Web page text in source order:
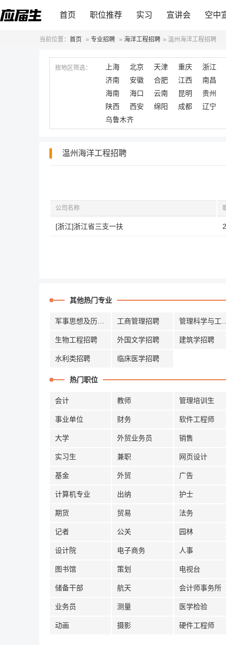
首页 职位推荐 实习 宣讲会 空中
当前位置： 首页 » 专业招聘 » 海洋工程招聘 » 温州海洋工程招聘
按地区筛选： 上海 北京 天津 重庆
浙江
济南
安徽 合肥 江西
南昌
海南
海口 云南 昆明
贵州
陕西
西安 绵阳 成都
辽宁
乌鲁木齐
温州海洋工程招聘
公司名称
[浙江]浙江省三支一扶
其他热门专业
工商管理招聘
生物工程招聘 外国文学招聘 建筑学招聘
水利类招聘 临床医学招聘
热门职位
会计 教师 管理培训生
事业单位 财务 软件工程师
大学 外贸业务员 销售
实习生 兼职 网页设计
基金 外贸 广告
计算机专业 出纳 护士
期货 贸易 法务
记者 公关 园林
设计院 电子商务 人事
图书馆 策划 电视台
储备干部 航天 会计师事务所
业务员 测量 医学检验
动画 摄影 硬件工程师